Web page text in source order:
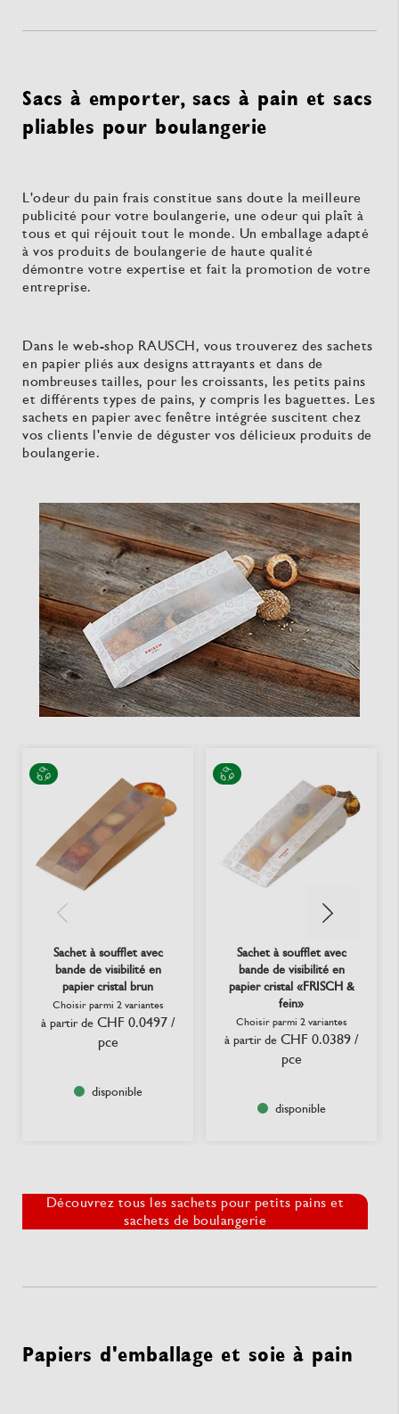
Sacs à emporter, sacs à pain et sacs
pliables pour boulangerie
L'odeur du pain frais constitue sans doute la meilleure
publicité pour votre boulangerie, une odeur qui plaît à
tous et qui réjouit tout le monde. Un emballage adapté
à vos produits de boulangerie de haute qualité
démontre votre expertise et fait la promotion de votre
entreprise.
Dans le web-shop RAUSCH, vous trouverez des sachets
en papier pliés aux designs attrayants et dans de
nombreuses tailles, pour les croissants, les petits pains
et différents types de pains, y compris les baguettes. Les
sachets en papier avec fenêtre intégrée suscitent chez
vos clients l'envie de déguster vos délicieux produits de
boulangerie.
Sachet à soufflet avec
bande de visibilité en
papier cristal brun
Choisir parmi 2 variantes
à partir de CHF 0.0497 /
pce
disponible
Sachet à soufflet avec
bande de visibilité en
papier cristal «FRISCH &
fein»
Choisir parmi 2 variantes
à partir de CHF 0.0389 /
pce
disponible
Découvrez tous les sachets pour petits pains et
sachets de boulangerie
Papiers d'emballage et soie à pain